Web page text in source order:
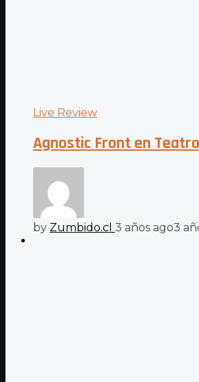
Live Review
Agnostic Front en
by Zumbido.cl 3 años ago3